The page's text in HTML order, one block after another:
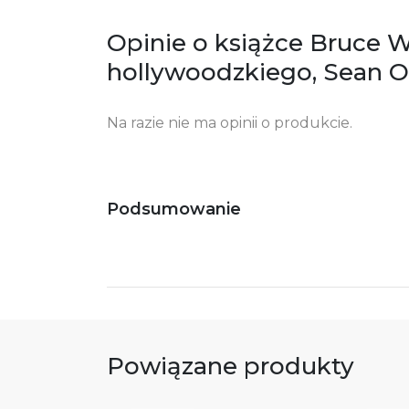
Ostrzeżenia oraz informacje dotyczące
Opinie o książce Bruce
hollywoodzkiego, Sean
Na razie nie ma opinii o produkcie.
Podsumowanie
Powiązane produkty